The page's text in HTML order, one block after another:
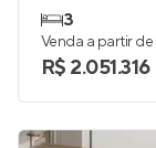
3
Venda a partir de
R$ 2.051.316